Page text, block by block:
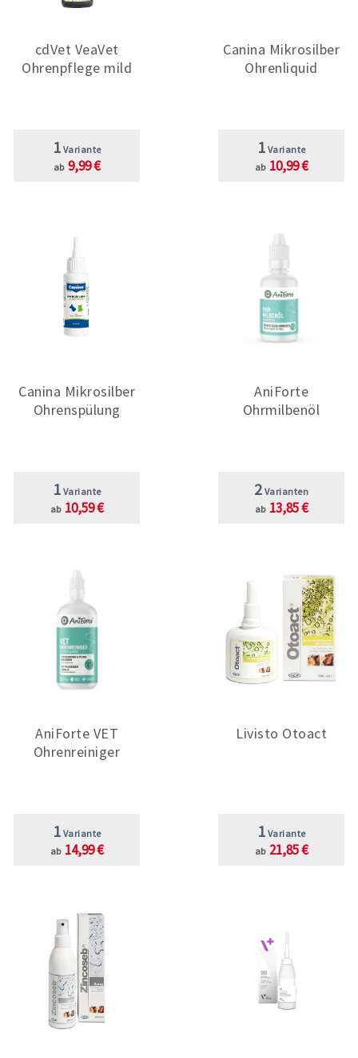
cdVet VeaVet
Ohrenpflege mild
1 Variante
ab 9,99 €
Canina Mikrosilber
Ohrenliquid
1 Variante
ab 10,99 €
Canina Mikrosilber
Ohrenspülung
1 Variante
ab 10,59 €
AniForte
Ohrmilbenöl
2 Varianten
ab 13,85 €
AniForte VET
Ohrenreiniger
1 Variante
ab 14,99 €
Livisto Otoact
1 Variante
ab 21,85 €